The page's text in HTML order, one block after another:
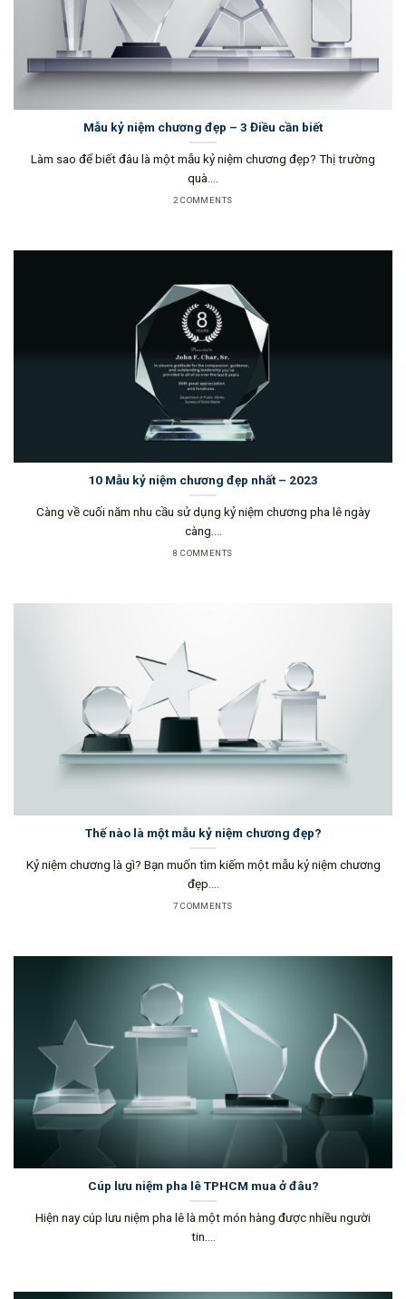
Mẫu kỷ niệm chương đẹp – 3 Điều cần biết
Làm sao để biết đâu là một mẫu kỷ niệm chương đẹp? Thị trường
quà....
2 COMMENTS
10 Mẫu kỷ niệm chương đẹp nhất – 2023
Càng về cuối năm nhu cầu sử dụng kỷ niệm chương pha lê ngày
càng....
8 COMMENTS
Thế nào là một mẫu kỷ niệm chương đẹp?
Kỷ niệm chương là gì? Bạn muốn tìm kiếm một mẫu kỷ niệm chương
đẹp....
7 COMMENTS
Cúp lưu niệm pha lê TPHCM mua ở đâu?
Hiện nay cúp lưu niệm pha lê là một món hàng được nhiều người
tin....